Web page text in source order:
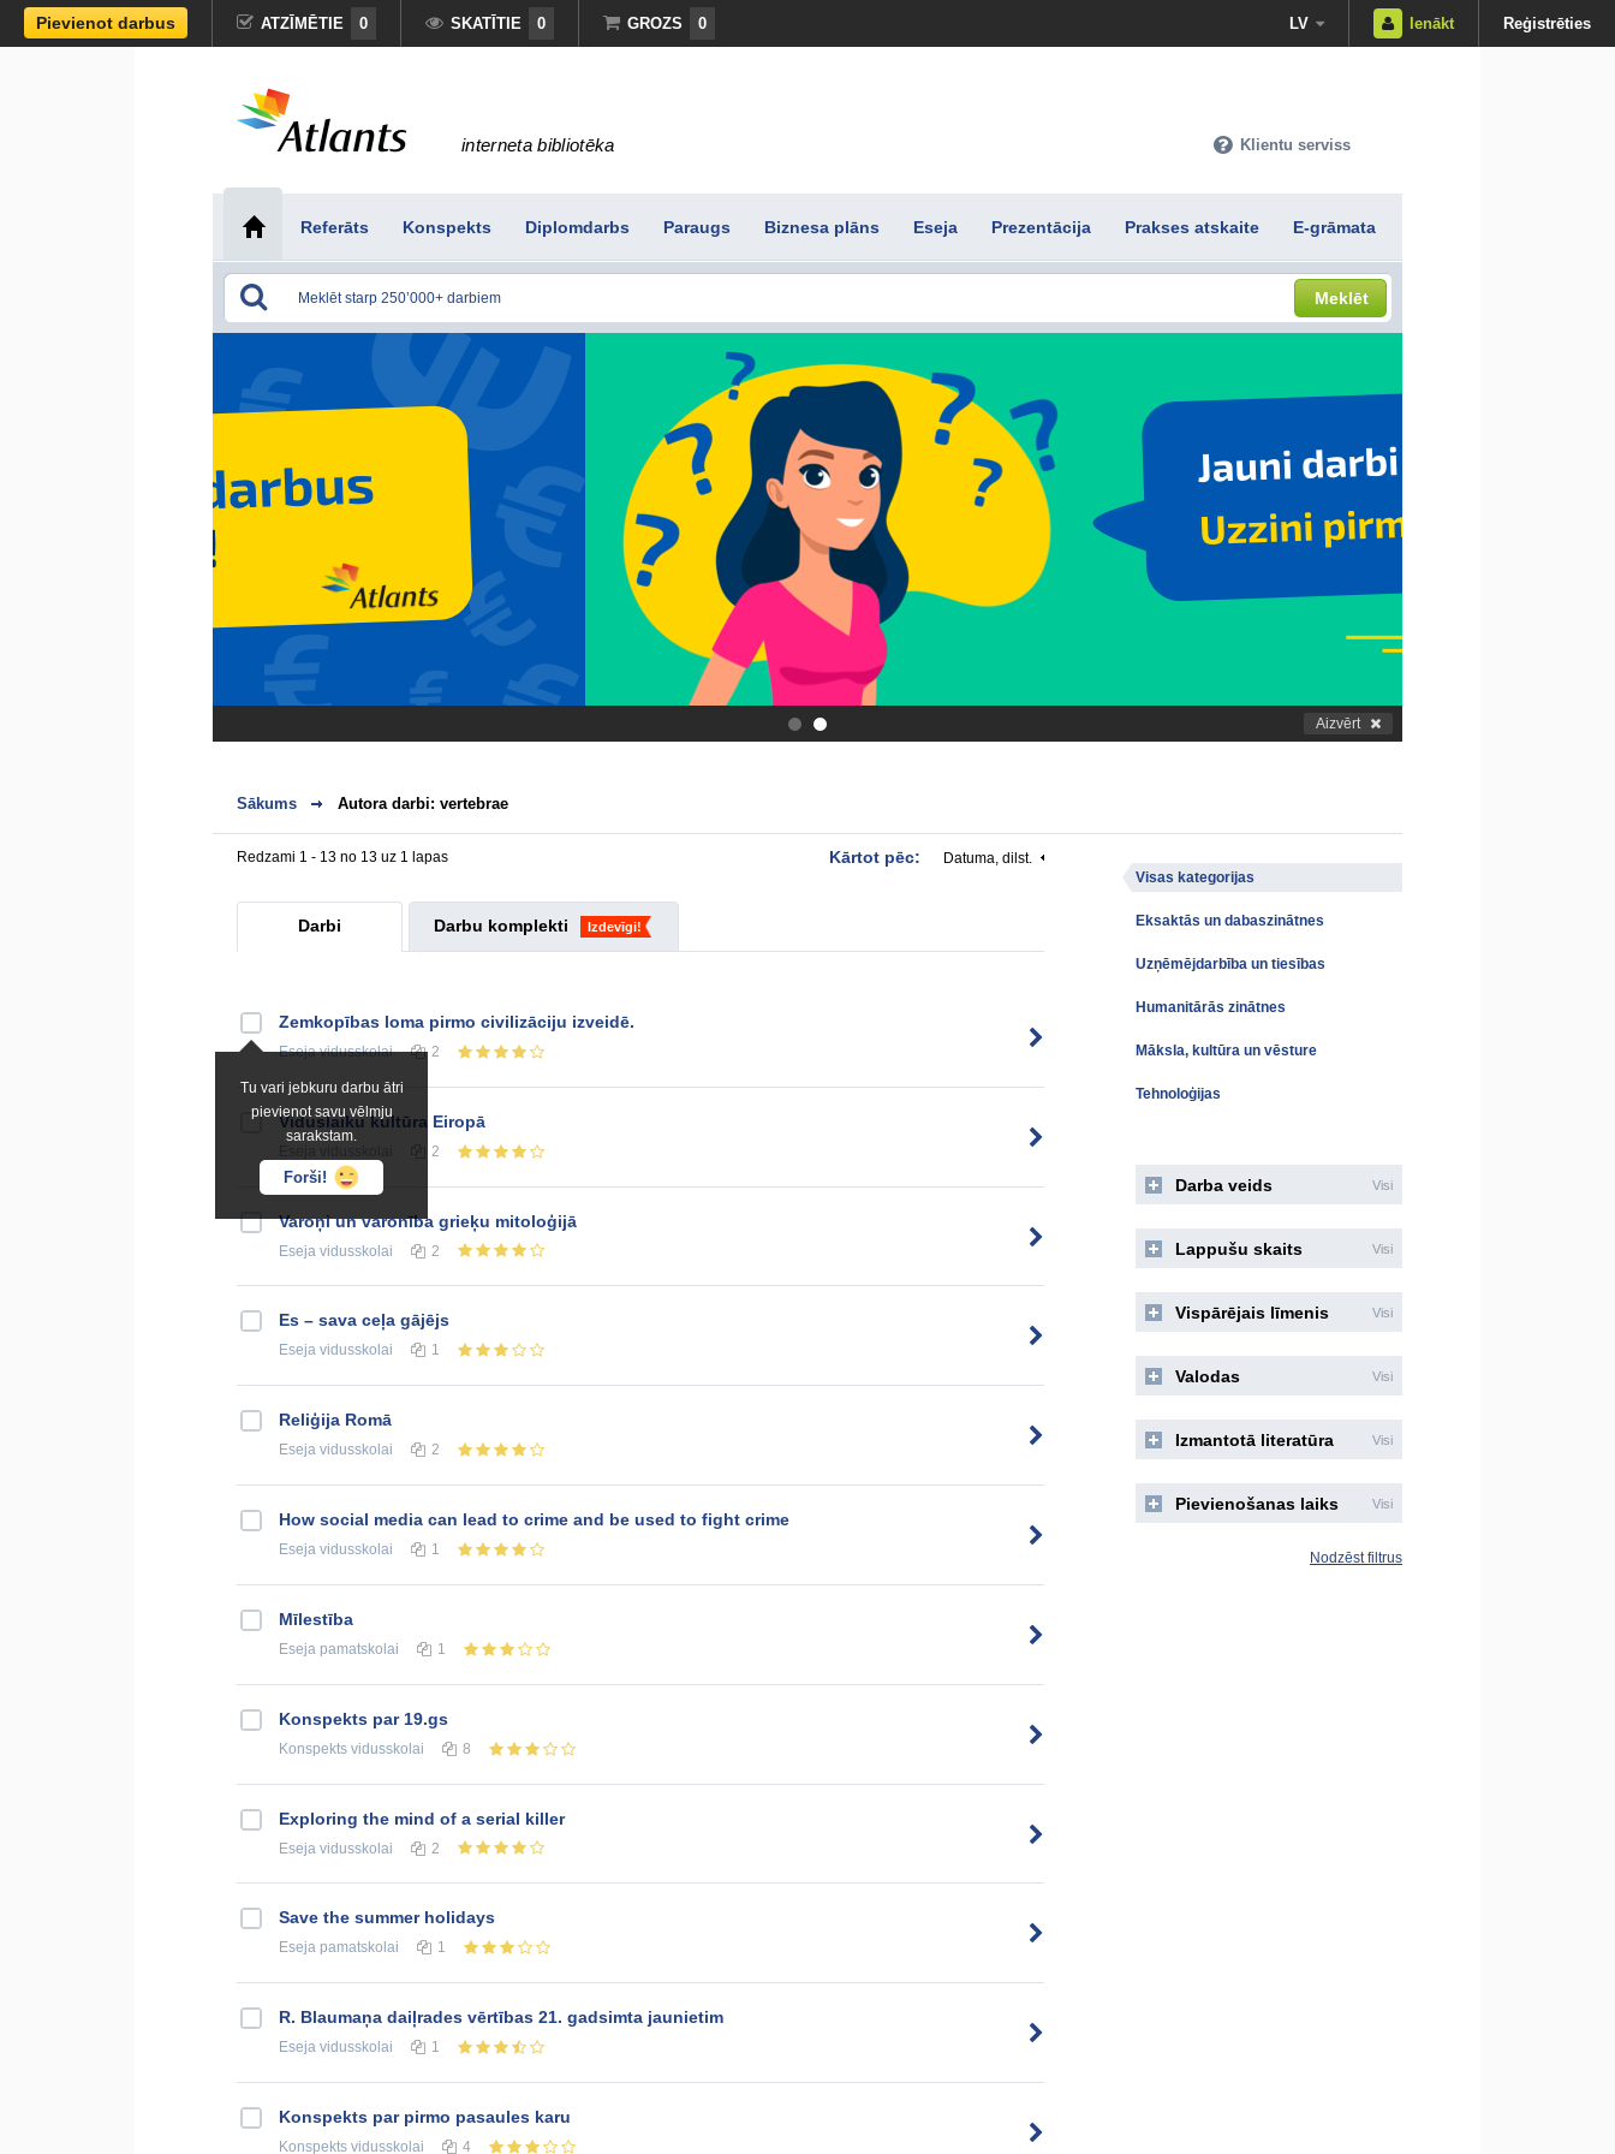
Pievienot darbus ATZĪMĒTIE 0 SKATĪTIE 0 GROZS 0 LV Ienākt Reģistrēties
interneta bibliotēka Klientu serviss
Referāts Konspekts Diplomdarbs Paraugs Biznesa plāns Eseja Prezentācija Prakses atskaite E-grāmata
Meklēt
. Aizvērt
Sākums Autora darbi: vertebrae
Redzami 1 - 13 no 13 uz 1 lapas Kārtot pēc: Datuma, dilst.
Darbi Darbu komplekti Izdevīgi!
Tu vari jebkuru darbu ātri
pievienot savu vēlmju
sarakstam.
Forši!
Zemkopības loma pirmo civilizāciju izveidē.
Esejavidusskolai 2
Viduslaiku kultūra Eiropā
2
Varoņi un varonība grieķu mitoloģijā
Eseja vidusskolai 2
Es – sava ceļa gājējs
Eseja vidusskolai 1
Reliģija Romā
Eseja vidusskolai 2
How social media can lead to crime and be used to fight crime
Eseja vidusskolai 1
Mīlestība
Eseja pamatskolai 1
Konspekts par 19.gs
Konspekts vidusskolai 8
Exploring the mind of a serial killer
Eseja vidusskolai 2
Save the summer holidays
Eseja pamatskolai 1
R. Blaumaņa daiļrades vērtības 21. gadsimta jaunietim
Eseja vidusskolai 1
Konspekts par pirmo pasaules karu
Konspekts vidusskolai 4
Visas kategorijas
Eksaktās un dabaszinātnes
Uzņēmējdarbība un tiesības
Humanitārās zinātnes
Māksla, kultūra un vēsture
Tehnoloģijas
Darba veids Visi
Lappušu skaits Visi
Vispārējais līmenis Visi
Valodas Visi
Izmantotā literatūra Visi
Pievienošanas laiks Visi
Nodzēst filtrus